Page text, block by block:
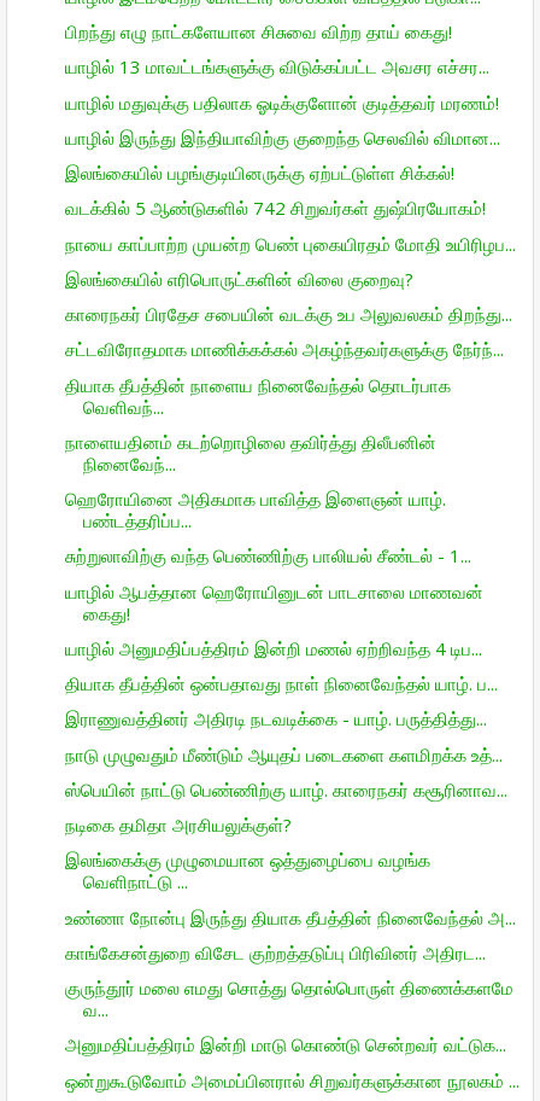
பிறந்து எழு நாட்களேயான சிசுவை விற்ற தாய் கைது!
யாழில் 13 மாவட்டங்களுக்கு விடுக்கப்பட்ட அவசர எச்சர...
யாழில் மதுவுக்கு பதிலாக ஓடிக்குளோன் குடித்தவர் மரணம்!
யாழில் இருந்து இந்தியாவிற்கு குறைந்த செலவில் விமான...
இலங்கையில் பழங்குடியினருக்கு ஏற்பட்டுள்ள சிக்கல்!
வடக்கில் 5 ஆண்டுகளில் 742 சிறுவர்கள் துஷ்பிரயோகம்!
நாயை காப்பாற்ற முயன்ற பெண் புகையிரதம் மோதி உயிரிழப...
இலங்கையில் எரிபொருட்களின் விலை குறைவு?
காரைநகர் பிரதேச சபையின் வடக்கு உப அலுவலகம் திறந்து...
சட்டவிரோதமாக மாணிக்கக்கல் அகழ்ந்தவர்களுக்கு நேர்ந்...
தியாக தீபத்தின் நாளைய நினைவேந்தல் தொடர்பாக
வெளிவந்...
நாளையதினம் கடற்றொழிலை தவிர்த்து திலீபனின்
நினைவேந்...
ஹெரோயினை அதிகமாக பாவித்த இளைஞன் யாழ்.
பண்டத்தரிப்ப...
சுற்றுலாவிற்கு வந்த பெண்ணிற்கு பாலியல் சீண்டல் - 1...
யாழில் ஆபத்தான ஹெரோயினுடன் பாடசாலை மாணவன்
கைது!
யாழில் அனுமதிப்பத்திரம் இன்றி மணல் ஏற்றிவந்த 4 டிப...
தியாக தீபத்தின் ஒன்பதாவது நாள் நினைவேந்தல் யாழ். ப...
இராணுவத்தினர் அதிரடி நடவடிக்கை - யாழ். பருத்தித்து...
நாடு முழுவதும் மீண்டும் ஆயுதப் படைகளை களமிறக்க உத்...
ஸ்பெயின் நாட்டு பெண்ணிற்கு யாழ். காரைநகர் கசூரினாவ...
நடிகை தமிதா அரசியலுக்குள்?
இலங்கைக்கு முழுமையான ஒத்துழைப்பை வழங்க
வெளிநாட்டு ...
உண்ணா நோன்பு இருந்து தியாக தீபத்தின் நினைவேந்தல் அ...
காங்கேசன்துறை விசேட குற்றத்தடுப்பு பிரிவினர் அதிரட...
குருந்தூர் மலை எமது சொத்து தொல்பொருள் திணைக்களமே
வ...
அனுமதிப்பத்திரம் இன்றி மாடு கொண்டு சென்றவர் வட்டுக...
ஒன்றுகூடுவோம் அமைப்பினரால் சிறுவர்களுக்கான நூலகம் ...